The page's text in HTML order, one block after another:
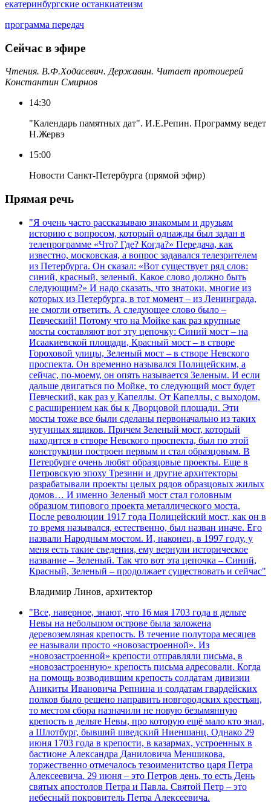
екатеринбургские останкиатеизм
программа передач
Сейчас в эфире
Чтения. В.Ф.Ходасевич. Державин. Читает протоиерей
Константин Смирнов
14:30
"Календарь памятных дат". И.Е.Репин. Программу ведет
Н.Жервэ
15:00
Новости Санкт-Петербурга (прямой эфир)
Прямая речь
"Я очень часто рассказываю знакомым и друзьям
историю с вопросом, который однажды был задан в
телепрограмме «Что? Где? Когда?» Передача, как
известно, московская, а вопрос задавался телезрителем
из Петербурга. Он сказал: «Вот существует ряд слов:
синий, красный, зеленый. Какое слово должно быть
следующим?» И надо сказать, что знатоки, многие из
которых из Петербурга, в тот момент – из Ленинграда,
не смогли ответить. А следующее слово было –
Певческий! Потому что на Мойке как раз крупные
мосты составляют вот эту цепочку: Синий мост – на
Исаакиевской площади, Красный мост – в створе
Гороховой улицы, Зеленый мост – в створе Невского
проспекта. Он временно назывался Полицейским, а
сейчас, по-моему, он опять называется Зеленым. И если
дальше двигаться по Мойке, то следующий мост будет
Певческий, как раз у Капеллы. От Капеллы, с выходом,
с расширением как бы к Дворцовой площади. Эти
мосты тоже все были сделаны первоначально из таких
чугунных ящиков. Причем Зеленый мост, который
находится в створе Невского проспекта, был по этой
конструкции построен первым и стал образцовым. В
Петербурге очень любят образцовые проекты. Еще в
Петровскую эпоху Трезини и другие архитекторы
разрабатывали проекты целых рядов образцовых жилых
домов… И именно Зеленый мост стал головным
образцом типового проекта металлического моста.
После революции 1917 года Полицейский мост, как он в
то время назывался, естественно, был назван иначе. Его
назвали Народным мостом. И, наконец, в 1997 году, у
меня есть такие сведения, ему вернули историческое
название – Зеленый. Так что вот эта цепочка – Синий,
Красный, Зеленый – продолжает существовать и сейчас"
Владимир Линов, архитектор
"Все, наверное, знают, что 16 мая 1703 года в дельте
Невы на небольшом острове была заложена
деревоземляная крепость. В течение полутора месяцев
ее называли просто «новозастроенной». Из
«новозастроенной» крепости отправляли письма, в
«новозастроенную» крепость письма адресовали. Когда
на помощь возводившим крепость солдатам дивизии
Аникиты Ивановича Репнина и солдатам гвардейских
полков было решено направить новгородских крестьян,
то местом сбора назначили не новую безымянную
крепость в дельте Невы, про которую ещё мало кто знал,
а Шлотбург, бывший шведский Ниеншанц. Однако 29
июня 1703 года в крепости, в казармах, устроенных в
бастионе Александра Даниловича Меншикова,
торжественно отмечалось тезоименитство царя Петра
Алексеевича. 29 июня – это Петров день, то есть День
святых апостолов Петра и Павла. Святой Петр – это
небесный покровитель Петра Алексеевича.